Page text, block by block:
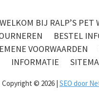
WELKOM BIJ RALP’S PET
BESTEL
VOORWAARDEN
INFORMATIE
Copyright © 2026 | SEO door